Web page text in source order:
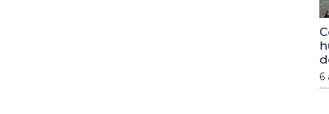
6